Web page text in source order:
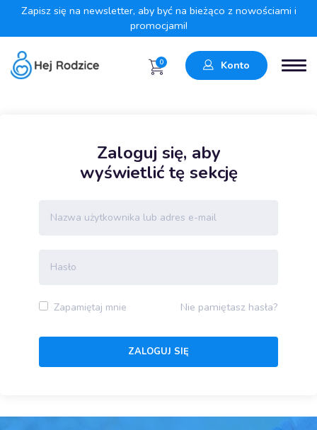
Zapisz się na newsletter, aby być na bieżąco z nowościami i
promocjami!
0 Konto
Zaloguj się, aby
wyświetlić tę sekcję
Zapamiętaj mnie Nie pamiętasz hasła?